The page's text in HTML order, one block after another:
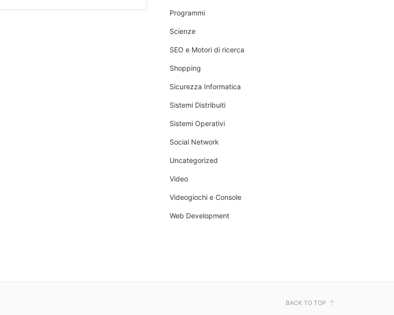
Programmi
Scienze
SEO e Motori di ricerca
Shopping
Sicurezza Informatica
Sistemi Distribuiti
Sistemi Operativi
Social Network
Uncategorized
Video
Videogiochi e Console
Web Development
BACK TO TOP